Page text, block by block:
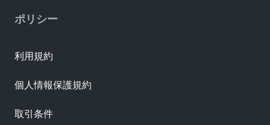
ポリシー
利用規約
個人情報保護規約
取引条件